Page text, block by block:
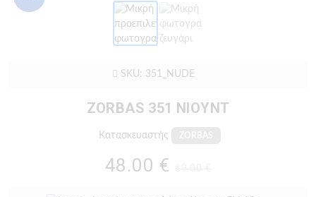
SKU: 351_NUDE
ZORBAS 351 ΝΙΟΎΝΤ
Κατασκευαστής
48.00 €